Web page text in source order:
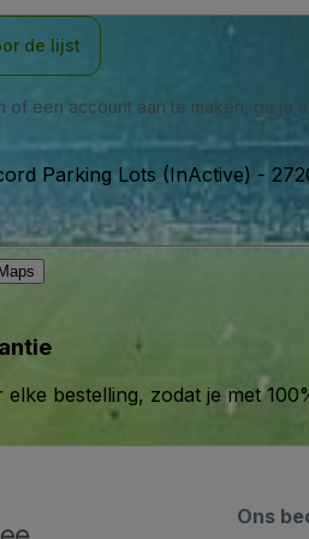
de lijst
of een account aan te maken, ga je
Parking Lots (InActive) -
elke bestelling, zodat je met
Ons